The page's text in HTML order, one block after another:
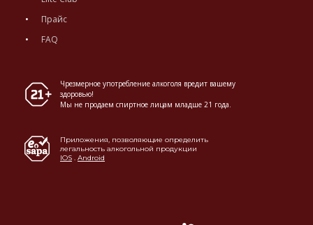
Прайс
FAQ
Чрезмерное употребление алкоголя вредит вашему
здоровью!
Мы не продаем спиртное лицам младше 21 года.
Приложения, позволяющие определить
легальность алкогольной продукции
IOS . Android